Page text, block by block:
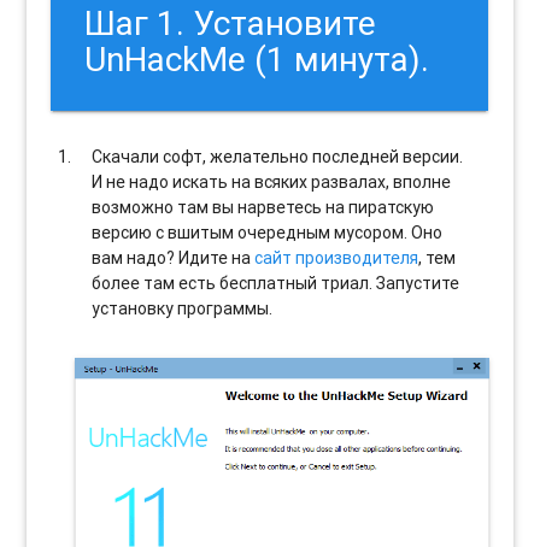
Шаг 1. Установите
UnHackMe (1 минута).
Скачали софт, желательно последней версии.
И не надо искать на всяких развалах, вполне
возможно там вы нарветесь на пиратскую
версию с вшитым очередным мусором. Оно
вам надо? Идите насайт производителя, тем
более там есть бесплатный триал. Запустите
установку программы.